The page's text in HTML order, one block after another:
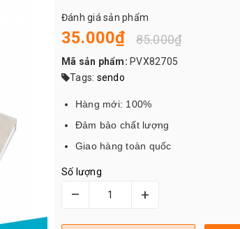
Đánh giá sản phẩm
35.000₫ 85.000₫
Mã sản phẩm: PVX82705
Tags: sendo
Hàng mới: 100%
Đảm bảo chất lượng
Giao hàng toàn quốc
Số lượng
– +